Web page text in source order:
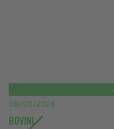
08/05/2026
BOVINI